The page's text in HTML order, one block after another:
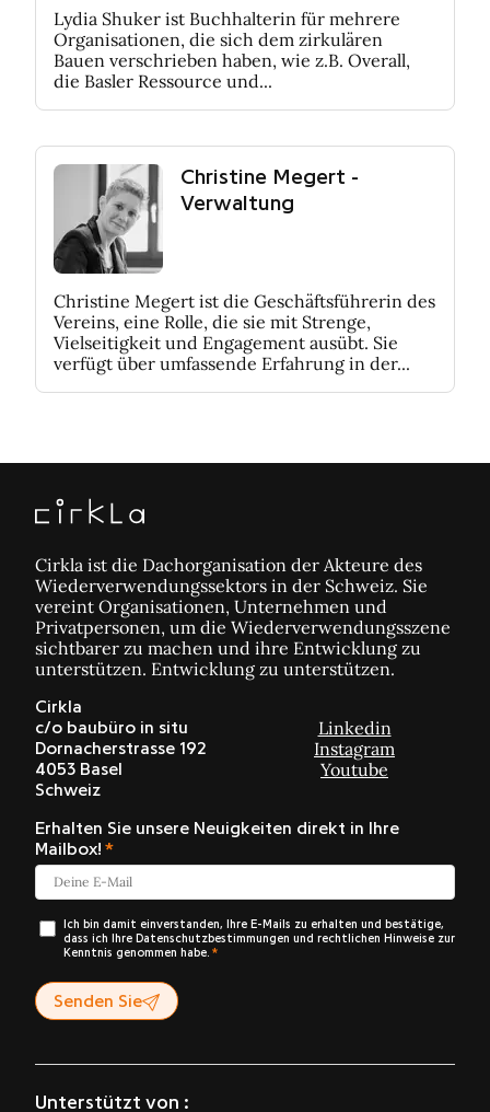
Lydia Shuker ist Buchhalterin für mehrere
Organisationen, die sich dem zirkulären
Bauen verschrieben haben, wie z.B. Overall,
die Basler Ressource und...
Christine Megert -
Verwaltung
Christine Megert ist die Geschäftsführerin des
Vereins, eine Rolle, die sie mit Strenge,
Vielseitigkeit und Engagement ausübt. Sie
verfügt über umfassende Erfahrung in der...
Cirkla ist die Dachorganisation der Akteure des
Wiederverwendungssektors in der Schweiz. Sie
vereint Organisationen, Unternehmen und
Privatpersonen, um die Wiederverwendungsszene
sichtbarer zu machen und ihre Entwicklung zu
unterstützen. Entwicklung zu unterstützen.
Cirkla
c/o baubüro in situ
Dornacherstrasse 192
4053 Basel
Schweiz
Linkedin
Instagram
Youtube
Erhalten Sie unsere Neuigkeiten direkt in Ihre
Mailbox!
Ich bin damit einverstanden, Ihre E-Mails zu erhalten und bestätige,
dass ich Ihre Datenschutzbestimmungen und rechtlichen Hinweise zur
Kenntnis genommen habe.
Senden Sie
Unterstützt von :